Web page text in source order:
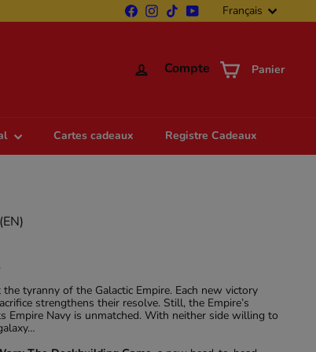
FacebookInstagram
TikTokYouTubeLangue
Français
Compte Panier
Cartes cadeaux Registre Cadeaux
tyranny of the Galactic Empire. Each new victory
strengthens their resolve. Still, the Empire’s
Empire Navy is unmatched. With neither side willing to